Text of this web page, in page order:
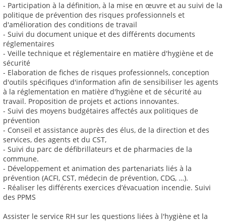
- Participation à la définition, à la mise en œuvre et au suivi de la
politique de prévention des risques professionnels et
d'amélioration des conditions de travail
- Suivi du document unique et des différents documents
réglementaires
- Veille technique et réglementaire en matière d'hygiène et de
sécurité
- Elaboration de fiches de risques professionnels, conception
d'outils spécifiques d'information afin de sensibiliser les agents
à la réglementation en matière d'hygiène et de sécurité au
travail. Proposition de projets et actions innovantes.
- Suivi des moyens budgétaires affectés aux politiques de
prévention
- Conseil et assistance auprès des élus, de la direction et des
services, des agents et du CST,
- Suivi du parc de défibrillateurs et de pharmacies de la
commune.
- Développement et animation des partenariats liés à la
prévention (ACFI, CST, médecin de prévention, CDG, …).
- Réaliser les différents exercices d’évacuation incendie. Suivi
des PPMS
Assister le service RH sur les questions liées à l'hygiène et la